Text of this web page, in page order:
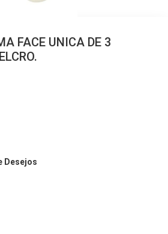
FACE UNICA DE 3
Desejos